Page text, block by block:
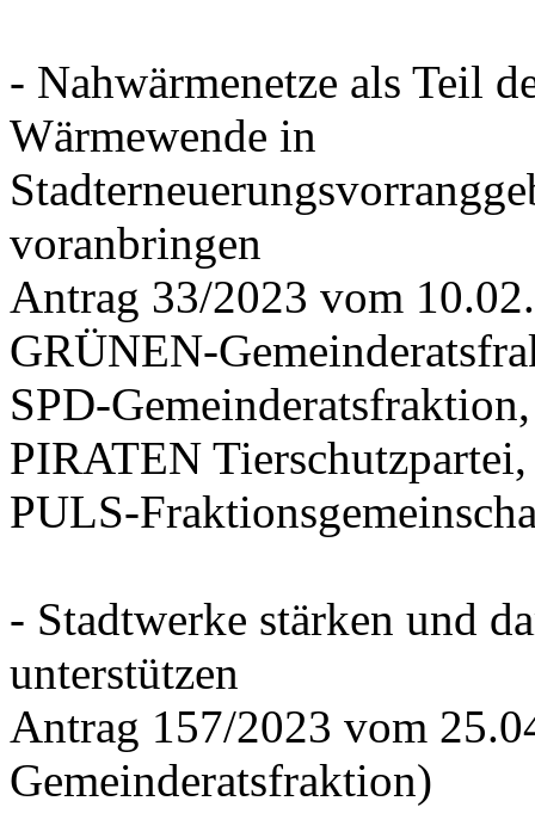
- Nahwärmenetze als Teil
Wärmewende in
voranbringen
Antrag 33/2023 vom
GRÜNEN-
SPD-
PIRATEN Tierschutzpartei,
PULS-
- Stadtwerke stärken und
unterstützen
Antrag 157/2023 vom
Gemeinderatsfraktion)